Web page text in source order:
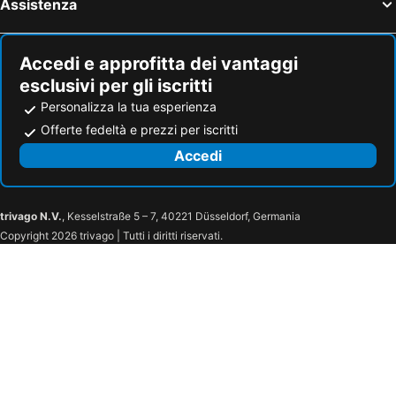
Assistenza
Accedi e approfitta dei vantaggi
esclusivi per gli iscritti
Personalizza la tua esperienza
Offerte fedeltà e prezzi per iscritti
Accedi
trivago N.V., Kesselstraße 5 – 7, 40221 Düsseldorf, Germania
Copyright 2026 trivago | Tutti i diritti riservati.